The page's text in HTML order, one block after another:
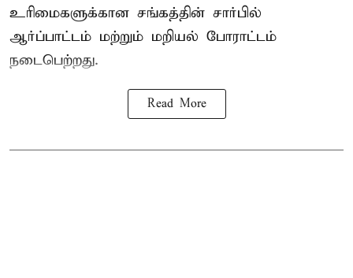
உரிமைகளுக்கான சங்கத்தின் சார்பில்
ஆர்ப்பாட்டம் மற்றும் மறியல் போராட்டம்
நடைபெற்றது.
Read More